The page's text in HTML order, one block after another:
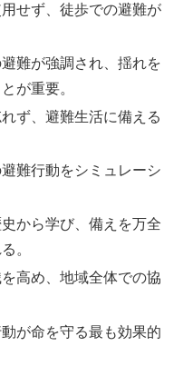
せず、徒歩での避難が
難が強調され、揺れを
が重要。
ず、避難生活に備える
難行動をシミュレーシ
から学び、備えを万全
。
高め、地域全体での協
が命を守る最も効果的